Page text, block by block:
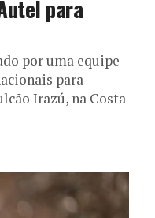
para
por uma equipe
para
Irazú, na Costa